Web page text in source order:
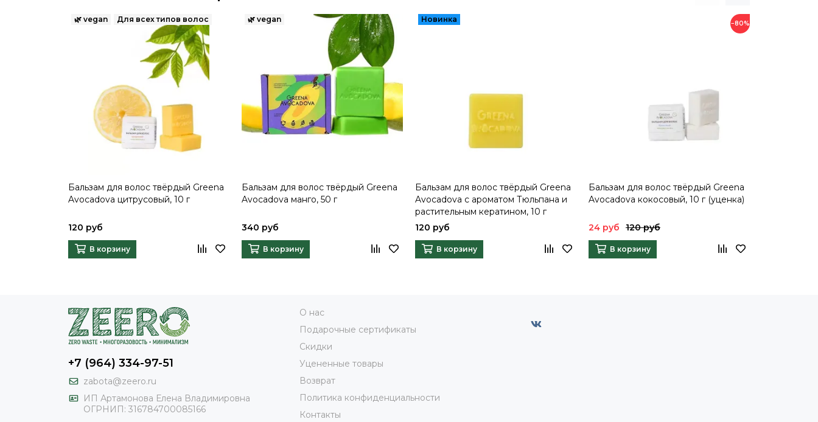
Бальзам для волос твёрдый Greena
Avocadova цитрусовый, 10 г
120 руб
В корзину
Бальзам для волос твёрдый Greena
Avocadova манго, 50 г
340 руб
В корзину
Бальзам для волос твёрдый Greena
Avocadova с ароматом Тюльпана и
растительным кератином, 10 г
120 руб
В корзину
−80%
Бальзам для волос твёрдый Greena
Avocadova кокосовый, 10 г (уценка)
24 руб 120 руб
В корзину
+7 (964) 334-97-51
zabota@zeero.ru
И П Артамонова Елена Владимировна
ОГРНИП: 316784700085166
О нас
Подарочные сертификаты
Скидки
Уцененные товары
Возврат
Политика конфиденциальности
Контакты